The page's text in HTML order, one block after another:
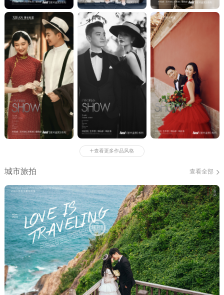
+查看更多作品风格
城市旅拍 查看全部